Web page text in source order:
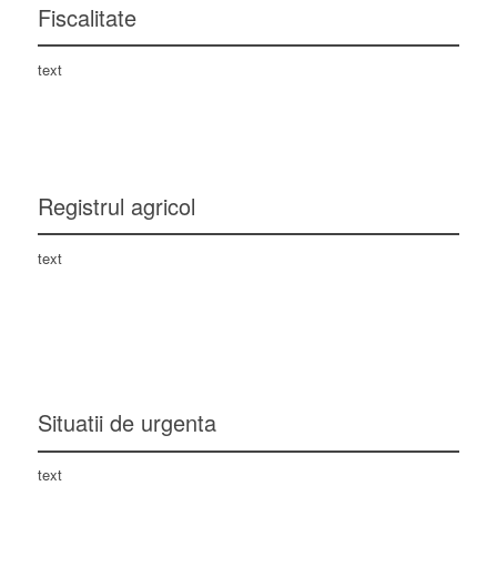
Fiscalitate
text
Registrul agricol
text
Situatii de urgenta
text